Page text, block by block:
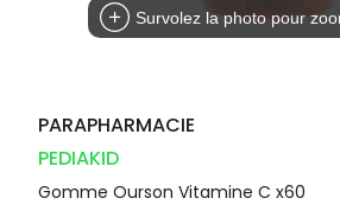
Survolez la photo pour
PARAPHARMACIE
PEDIAKID
Gomme Ourson Vitamine C x60